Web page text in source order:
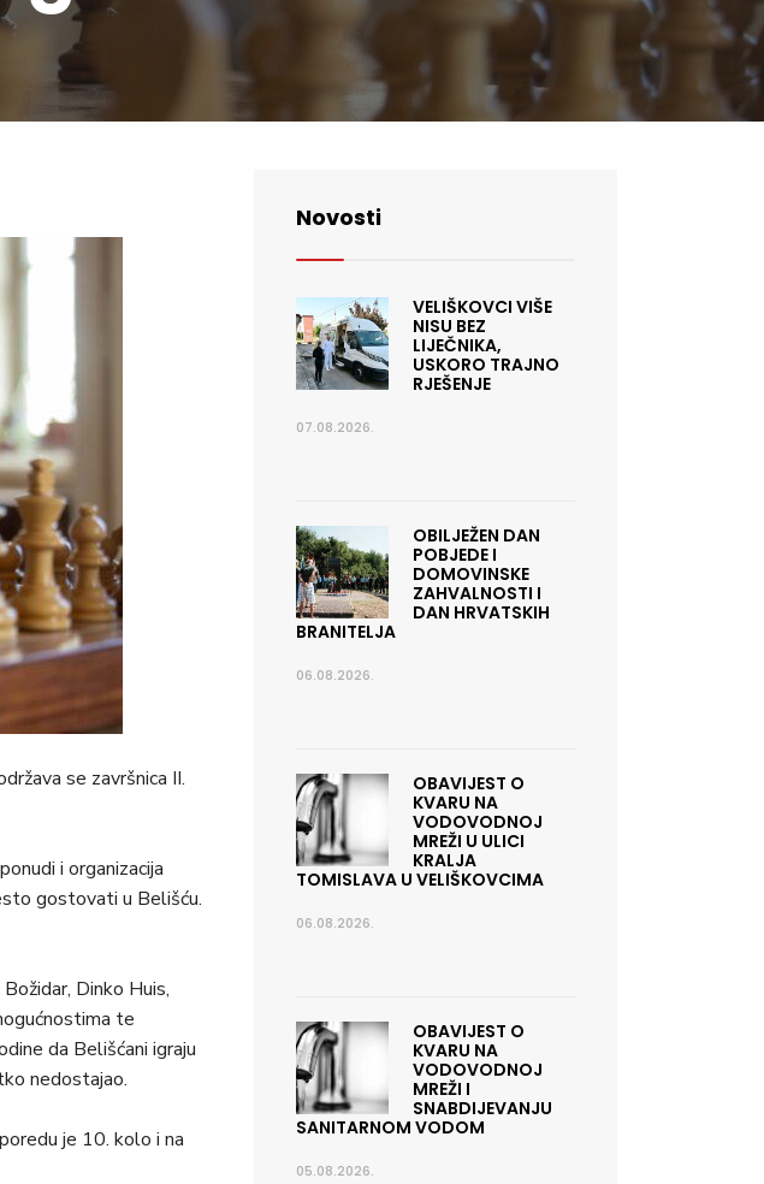
se završnica II.
i organizacija
gostovati u Belišću.
Dinko Huis,
te
da Belišćani igraju
nedostajao.
je 10. kolo i na
Novosti
VELIŠKOVCI VIŠE
NISU BEZ
LIJEČNIKA,
USKORO TRAJNO
RJEŠENJE
07.08.2026.
OBILJEŽEN DAN
POBJEDE I
DOMOVINSKE
ZAHVALNOSTI I
DAN HRVATSKIH
BRANITELJA
06.08.2026.
OBAVIJEST O
KVARU NA
VODOVODNOJ
MREŽI U ULICI
KRALJA
TOMISLAVA U VELIŠKOVCIMA
06.08.2026.
OBAVIJEST O
KVARU NA
VODOVODNOJ
MREŽI I
SNABDIJEVANJU
SANITARNOM VODOM
05.08.2026.